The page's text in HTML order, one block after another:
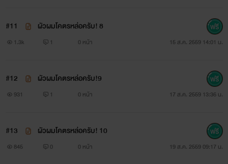
#11 ผัวผมโคตรหล่อครับ! 8
1.3k 1 0 หน้า 15 ส.ค. 2559 14:01 น.
#12 ผัวผมโคตรหล่อครับ!9
931 1 0 หน้า 17 ส.ค. 2559 13:36 น.
#13 ผัวผมโคตรหล่อครับ! 10
845 0 0 หน้า 19 ส.ค. 2559 09:17 น.